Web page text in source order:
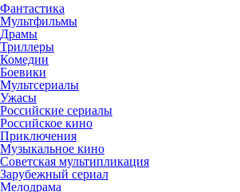
Фантастика
Мультфильмы
Драмы
Триллеры
Комедии
Боевики
Мультсериалы
Ужасы
Российские сериалы
Российское кино
Приключения
Музыкальное кино
Советская мультипликация
Зарубежный сериал
Мелодрама